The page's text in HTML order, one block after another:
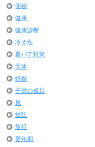
便秘
健康
健康診断
冷え性
夏バテ対策
天体
姙娠
子供の成長
尿
掃除
旅行
更年期